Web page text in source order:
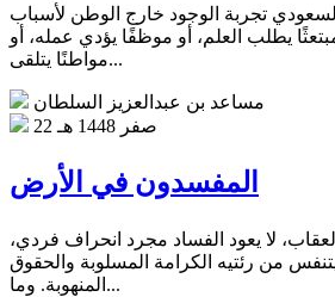
تجربة الوجود خارج الوطن لأسباب
يطلب العلم، أو موظفًا يؤدي عمله، أو
مواطنًا يتلقى...
مساعد بن عبدالعزيز السلطان
22 صفر 1448 هـ
المفسدون في الأرض
لا يعود الفساد مجرد انحراف فردي،
من رئتيه الكرامة المسلوبة والحقوق
المنهوبة. وما...